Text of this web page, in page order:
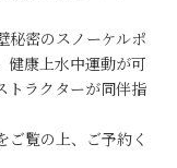
秘密のスノーケルポ
健康上水中運動が可
トラクターが同伴指
ご覧の上、ご予約く